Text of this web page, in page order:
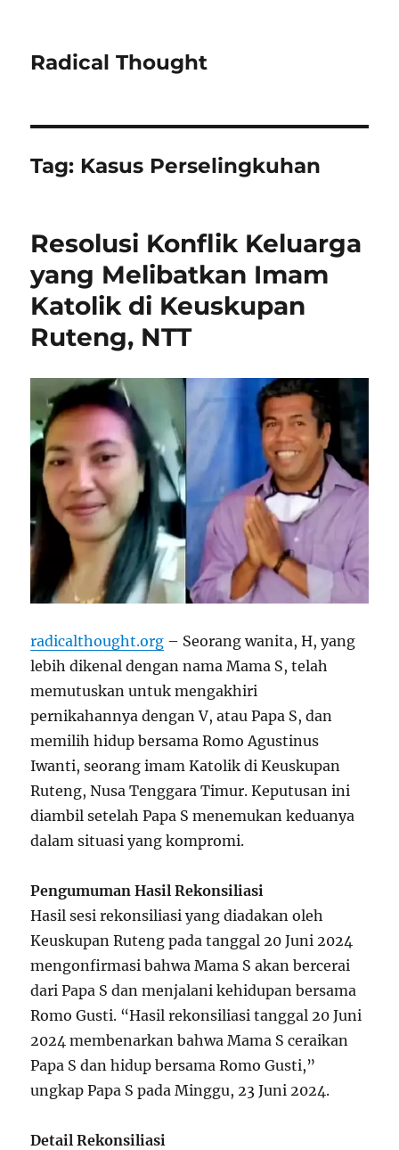
Radical Thought
Tag: Kasus Perselingkuhan
Resolusi Konflik Keluarga
yang Melibatkan Imam
Katolik di Keuskupan
Ruteng, NTT
radicalthought.org – Seorang wanita, H, yang
lebih dikenal dengan nama Mama S, telah
memutuskan untuk mengakhiri
pernikahannya dengan V, atau Papa S, dan
memilih hidup bersama Romo Agustinus
Iwanti, seorang imam Katolik di Keuskupan
Ruteng, Nusa Tenggara Timur. Keputusan ini
diambil setelah Papa S menemukan keduanya
dalam situasi yang kompromi.
Pengumuman Hasil Rekonsiliasi
Hasil sesi rekonsiliasi yang diadakan oleh
Keuskupan Ruteng pada tanggal 20 Juni 2024
mengonfirmasi bahwa Mama S akan bercerai
dari Papa S dan menjalani kehidupan bersama
Romo Gusti. “Hasil rekonsiliasi tanggal 20 Juni
2024 membenarkan bahwa Mama S ceraikan
Papa S dan hidup bersama Romo Gusti,”
ungkap Papa S pada Minggu, 23 Juni 2024.
Detail Rekonsiliasi